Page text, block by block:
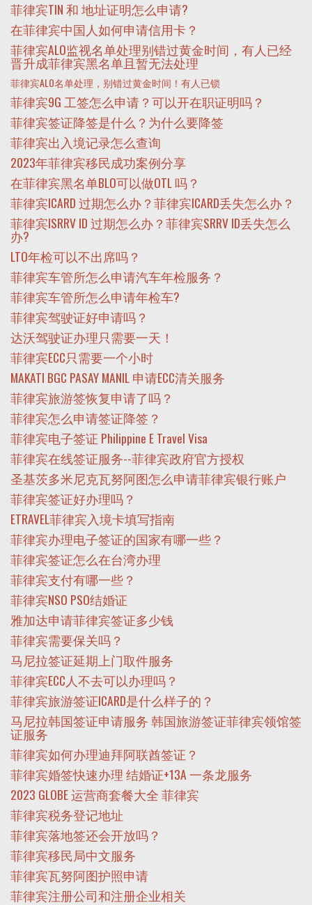
菲律宾TIN 和 地址证明怎么申请?
在菲律宾中国人如何申请信用卡？
菲律宾ALO监视名单处理别错过黄金时间，有人已经
晋升成菲律宾黑名单且暂无法处理
菲律宾ALO名单处理，别错过黄金时间！有人已锁
菲律宾9G 工签怎么申请？可以开在职证明吗？
菲律宾签证降签是什么？为什么要降签
菲律宾出入境记录怎么查询
2023年菲律宾移民成功案例分享
在菲律宾黑名单BLO可以做OTL 吗？
菲律宾ICARD 过期怎么办？菲律宾ICARD丢失怎么办？
菲律宾ISRRV ID 过期怎么办？菲律宾SRRV ID丢失怎么
办?
LTO年检可以不出席吗？
菲律宾车管所怎么申请汽车年检服务？
菲律宾车管所怎么申请年检车?
菲律宾驾驶证好申请吗？
达沃驾驶证办理只需要一天！
菲律宾ECC只需要一个小时
MAKATI BGC PASAY MANIL 申请ECC清关服务
菲律宾旅游签恢复申请了吗？
菲律宾怎么申请签证降签？
菲律宾电子签证 Philippine E Travel Visa
菲律宾在线签证服务--菲律宾政府官方授权
圣基茨多米尼克瓦努阿图怎么申请菲律宾银行账户
菲律宾签证好办理吗？
ETRAVEL菲律宾入境卡填写指南
菲律宾办理电子签证的国家有哪一些？
菲律宾签证怎么在台湾办理
菲律宾支付有哪一些？
菲律宾NSO PSO结婚证
雅加达申请菲律宾签证多少钱
菲律宾需要保关吗？
马尼拉签证延期上门取件服务
菲律宾ECC人不去可以办理吗？
菲律宾旅游签证ICARD是什么样子的？
马尼拉韩国签证申请服务 韩国旅游签证菲律宾领馆签
证服务
菲律宾如何办理迪拜阿联酋签证？
菲律宾婚签快速办理 结婚证+13A 一条龙服务
2023 GLOBE 运营商套餐大全 菲律宾
菲律宾税务登记地址
菲律宾落地签还会开放吗？
菲律宾移民局中文服务
菲律宾瓦努阿图护照申请
菲律宾注册公司和注册企业相关